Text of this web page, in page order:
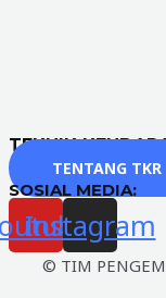
TEKNIK
TENTANG TKR
SOSIAL MEDIA:
Instagram
© TIM